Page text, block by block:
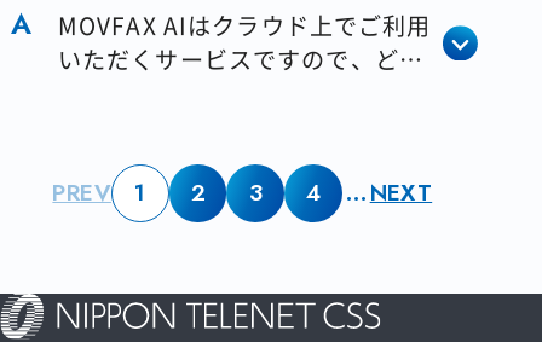
MOVFAX AIはクラウド上でご利用
いただくサービスですので、どこ
PREV 1 2 3 4 …NEXT